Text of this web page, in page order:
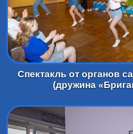
Спектакль от органов
(дружина